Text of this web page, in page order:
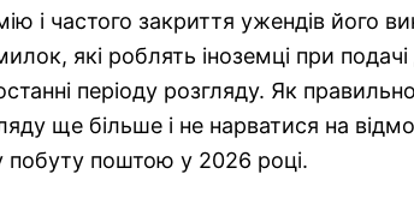
і частого закриття ужендів
які роблять іноземці при подачі
періоду розгляду. Як
ще більше і не нарватися на
побуту поштою у 2026 році.